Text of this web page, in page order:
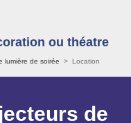
ou théatre
lumière de soirée > Location
de